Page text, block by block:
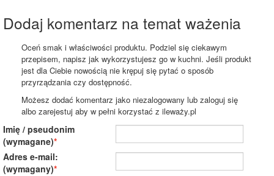
Dodaj komentarz na temat ważenia
Oceń smak i właściwości produktu. Podziel się ciekawym
przepisem, napisz jak wykorzystujesz go w kuchni. Jeśli produkt
jest dla Ciebie nowością nie krępuj się pytać o sposób
przyrządzania czy dostępność.
Możesz dodać komentarz jako niezalogowany lub zaloguj się
albo zarejestuj aby w pełni korzystać z ileważy.pl
Imię / pseudonim
(wymagane)
Adres e-mail:
(wymagany)